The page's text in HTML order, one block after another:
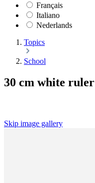
Français
Italiano
Nederlands
Topics
School
30 cm white ruler
Skip image gallery